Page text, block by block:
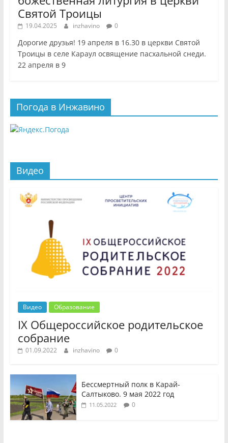
Святой Троицы
19.04.2025 inzhavino 0
Дорогие друзья! 19 апреля в 16.30 в церкви Святой
Троицы в селе Караул освящение пасхальной снеди.
22 апреля в 9
Погода в Инжавино
Видео
Видео Образование
IX Общероссийское родительское
собрание
01.09.2022 inzhavino 0
Бессмертный полк в Карай-
Салтыково. 9 мая 2022 год
11.05.2022 0